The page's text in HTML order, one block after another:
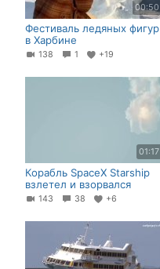
00:50
Фестиваль ледяных фигур
в Харбине
138 1 +19
01:17
Корабль SpaceX Starship
взлетел и взорвался
143 38 +6